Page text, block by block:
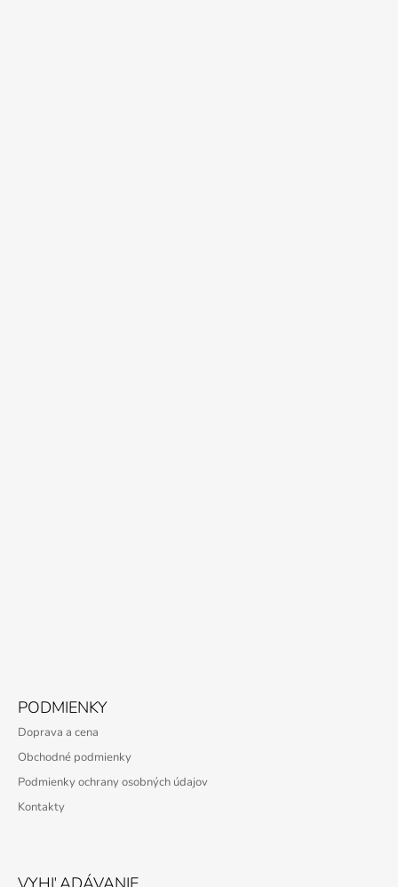
PODMIENKY
Doprava a cena
Obchodné podmienky
Podmienky ochrany osobných údajov
Kontakty